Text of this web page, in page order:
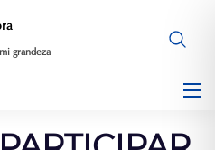
grandeza